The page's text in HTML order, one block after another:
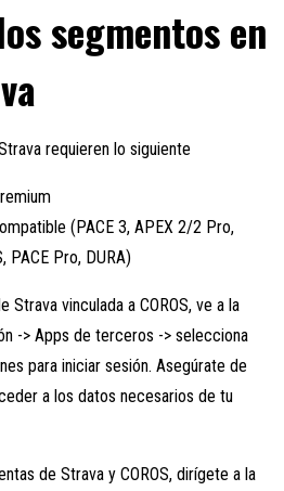
segmentos en
requieren lo siguiente
(PACE 3, APEX 2/2 Pro,
PACE Pro, DURA)
Strava vinculada a COROS, ve a la
-> Apps de terceros -> selecciona
para iniciar sesión. Asegúrate de
a los datos necesarios de tu
de Strava y COROS, dirígete a la